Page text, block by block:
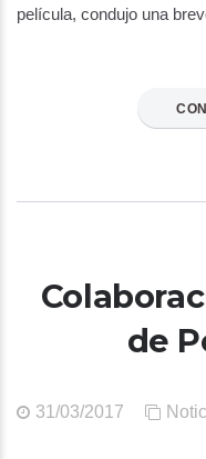
película, condujo una
de
31/03/2017